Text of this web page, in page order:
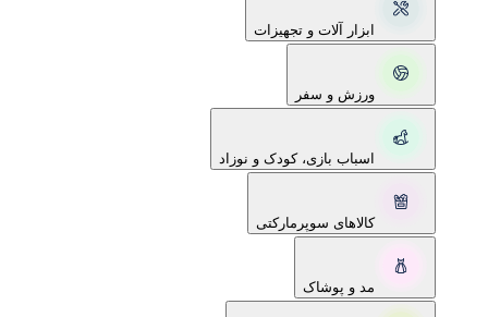
ابزار آلات و تجهیزات
ورزش و سفر
اسباب بازی، کودک و نوزاد
کالاهای سوپرمارکتی
مد و پوشاک